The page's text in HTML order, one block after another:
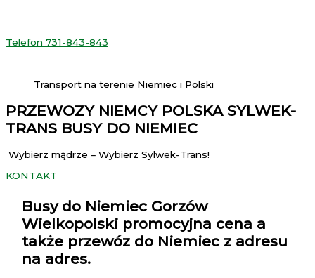
Telefon 731-843-843
Transport na terenie Niemiec i Polski
PRZEWOZY NIEMCY POLSKA SYLWEK-
TRANS BUSY DO NIEMIEC
Wybierz mądrze – Wybierz Sylwek-Trans!
KONTAKT
Busy do Niemiec Gorzów
Wielkopolski promocyjna cena a
także przewóz do Niemiec z adresu
na adres.